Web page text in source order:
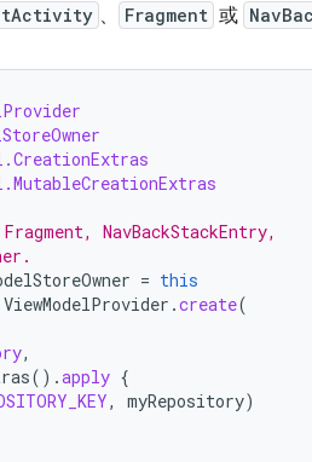
、 Fragment 或
NavBackStackEntry,
= this
ViewModelProvider .create(
,
().apply {
, myRepository)